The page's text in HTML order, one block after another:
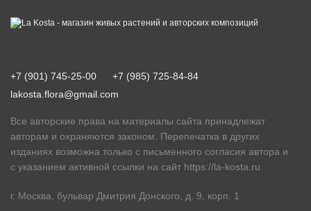
+7 (901) 745-25-00
+7 (985) 725-84-84
lakosta.flora@gmail.com
Все авторские права на материалы сайта принадлежат
авторам и охраняются законом. Перепечатка в других
изданиях возможна только с письменного согласия автора и
с указанием активной ссылки на сайт https://la-kosta.ru
г. Москва, бульвар Дмитрия Донского, д. 9, корп. 1